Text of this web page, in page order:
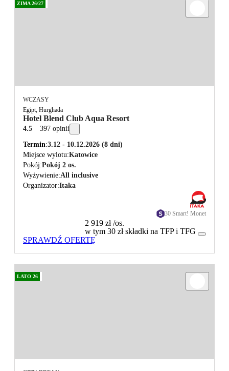
ZIMA 26/27
WCZASY
Egipt, Hurghada
Hotel Blend Club Aqua Resort
4.5 397 opinii
Termin 3.12 - 10.12.2026 (8 dni)
Miejsce wylotu Katowice
Pokój Pokój 2 os.
Wyżywienie All inclusive
Organizator Itaka
30 Smart! Monet
2 919 zł/os.
w tym 30 zł składki na TFP i TFG
SPRAWDŹ OFERTĘ
LATO 26